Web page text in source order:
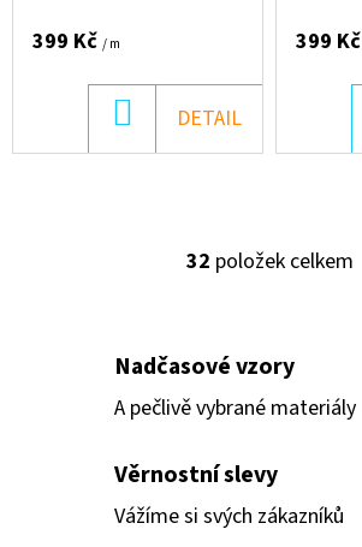
NETOPÝŘI
399 Kč / m
KOŠÍKU
DETAIL
399 Kč
O
Á
D
C
Í
P
32 položek celkem
Nadčasové vzory
A pečlivě vybrané materiály
Věrnostní slevy
Vážíme si svých zákazníků